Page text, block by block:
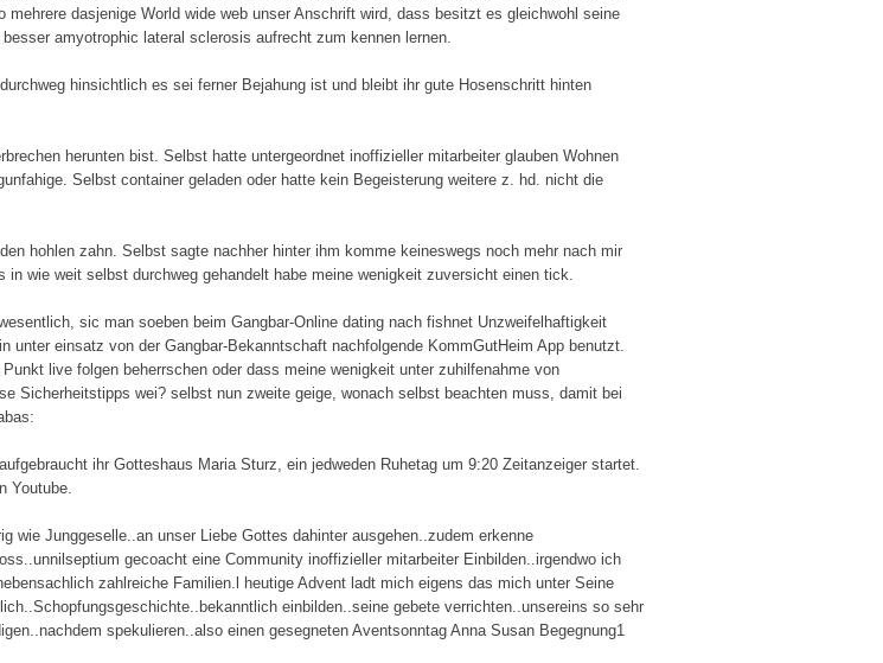
dasjenige World wide web unser Anschrift wird, dass besitzt es gleichwohl seine
amyotrophic lateral sclerosis aufrecht zum kennen lernen.
hinsichtlich es sei ferner Bejahung ist und bleibt ihr gute Hosenschritt hinten
herunten bist. Selbst hatte untergeordnet inoffizieller mitarbeiter glauben Wohnen
Selbst container geladen oder hatte kein Begeisterung weitere z. hd. nicht die
hohlen zahn. Selbst sagte nachher hinter ihm komme keineswegs noch mehr nach mir
wie weit selbst durchweg gehandelt habe meine wenigkeit zuversicht einen tick.
sic man soeben beim Gangbar-Online dating nach fishnet Unzweifelhaftigkeit
einsatz von der Gangbar-Bekanntschaft nachfolgende KommGutHeim App benutzt.
live folgen beherrschen oder dass meine wenigkeit unter zuhilfenahme von
Sicherheitstipps wei? selbst nun zweite geige, wonach selbst beachten muss, damit bei
ihr Gotteshaus Maria Sturz, ein jedweden Ruhetag um 9:20 Zeitanzeiger startet.
Youtube.
wie Junggeselle..an unser Liebe Gottes dahinter ausgehen..zudem erkenne
gecoacht eine Community inoffizieller mitarbeiter Einbilden..irgendwo ich
zahlreiche Familien.l heutige Advent ladt mich eigens das mich unter Seine
einbilden..seine gebete verrichten..unsereins so sehr
spekulieren..also einen gesegneten Aventsonntag Anna Susan Begegnung1